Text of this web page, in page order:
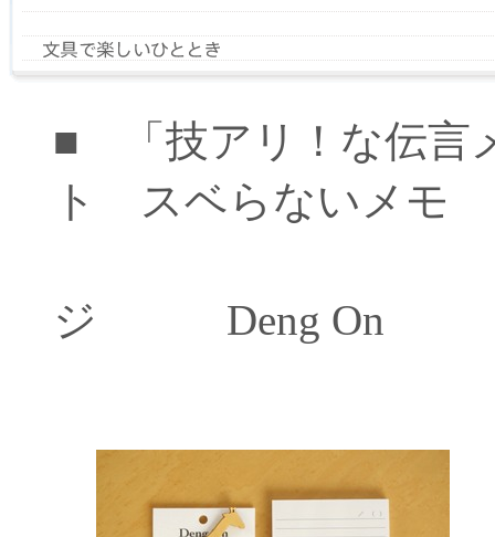
■ 「技アリ！な伝言
ト スベらないメモ
ジ Deng On